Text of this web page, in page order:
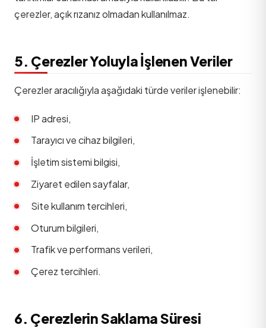
çerezler, açık rızanız olmadan kullanılmaz.
5. Çerezler Yoluyla İşlenen Veriler
Çerezler aracılığıyla aşağıdaki türde veriler işlenebilir:
IP adresi,
Tarayıcı ve cihaz bilgileri,
İşletim sistemi bilgisi,
Ziyaret edilen sayfalar,
Site kullanım tercihleri,
Oturum bilgileri,
Trafik ve performans verileri,
Çerez tercihleri.
6. Çerezlerin Saklama Süresi